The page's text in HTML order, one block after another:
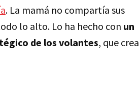
. La mamá no compartía sus
lo alto. Lo ha hecho con un
de los volantes, que crea